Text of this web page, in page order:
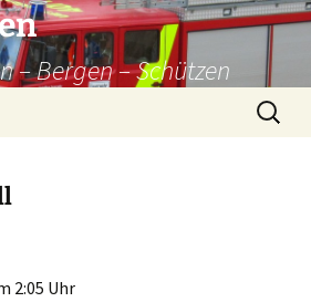
– Bergen – Schützen
Suchen
nach:
2:05 Uhr